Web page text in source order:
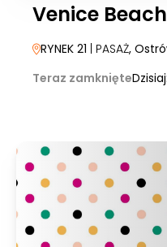
Venice Beach
RYNEK 21 | PASAŻ,
Teraz zamknięteDzisiaj: